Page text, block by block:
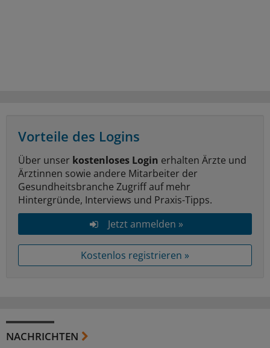
Vorteile des Logins
Über unser kostenloses Login erhalten Ärzte und
Ärztinnen sowie andere Mitarbeiter der
Gesundheitsbranche Zugriff auf mehr
Hintergründe, Interviews und Praxis-Tipps.
Jetzt anmelden »
Kostenlos registrieren »
NACHRICHTEN